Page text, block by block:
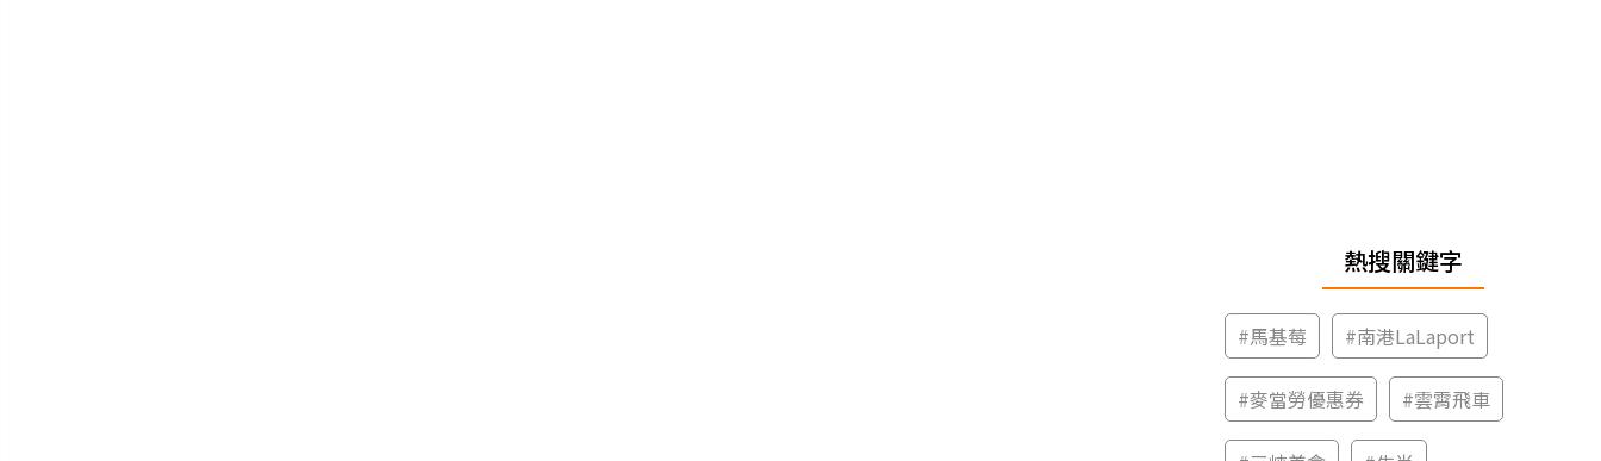
熱搜關鍵字
#馬基莓 #南港LaLaport
#麥當勞優惠券 #雲霄飛車